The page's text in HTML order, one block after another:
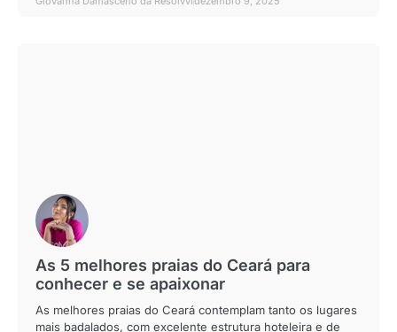
As 5 melhores praias do Ceará para
conhecer e se apaixonar
As melhores praias do Ceará contemplam tanto os lugares
mais badalados, com excelente estrutura hoteleira e de